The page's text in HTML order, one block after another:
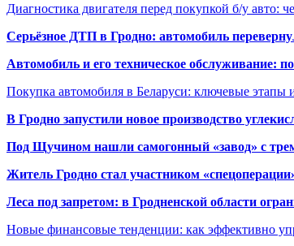
Диагностика двигателя перед покупкой б/у авто:
Серьёзное ДТП в Гродно: автомобиль
Автомобиль и его техническое обслуживание:
Покупка автомобиля в Беларуси: ключевые этапы
В Гродно запустили новое производство
Под Щучином нашли самогонный «завод» с
Житель Гродно стал участником
Леса под запретом: в Гродненской области
Новые финансовые тенденции: как эффективно